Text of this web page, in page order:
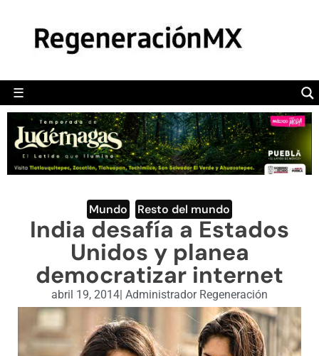
☰
POLÍTICA
CAMALEÓN
OPINIÓN
DEPORTES
ENGLISH SECTION
VIDEOS
Mundo Resto del mundo
India desafía a Estados
Unidos y planea
democratizar internet
abril 19, 2014| Administrador Regeneración